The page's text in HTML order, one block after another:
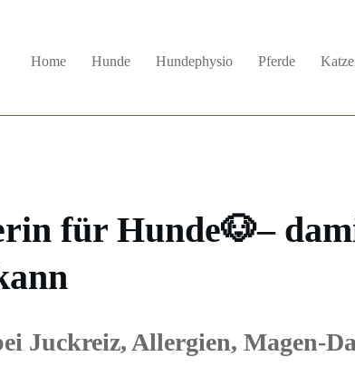
Home Hunde Hundephysio Pferde
für Hunde🐶–
Juckreiz, Allergien, Magen-